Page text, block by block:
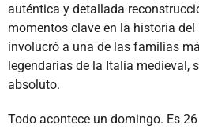
auténtica y detallada
momentos clave en la historia
involucró a una de las familias
legendarias de la Italia medieval,
absoluto.
Todo acontece un domingo. Es